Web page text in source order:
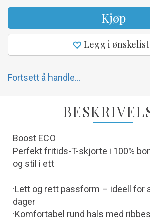
Kjøp
Legg i
Fortsett å handle...
Boost ECO
Perfekt fritids-T-skjorte i 100%
og stil i ett
·Lett og rett passform – ideell for
dager
·Komfortabel rund hals med